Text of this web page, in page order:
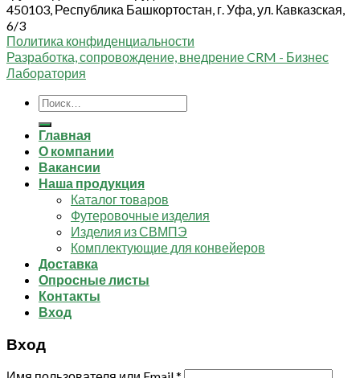
450103, Республика Башкортостан, г. Уфа, ул. Кавказская,
6/3
Политика конфиденциальности
Разработка, сопровождение, внедрение CRM - Бизнес
Лаборатория
Искать:
Главная
О компании
Вакансии
Наша продукция
Каталог товаров
Футеровочные изделия
Изделия из СВМПЭ
Комплектующие для конвейеров
Доставка
Опросные листы
Контакты
Вход
Вход